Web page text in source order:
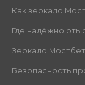
Как зеркало
Где надёжно
Зеркало Мостбет
Безопасность